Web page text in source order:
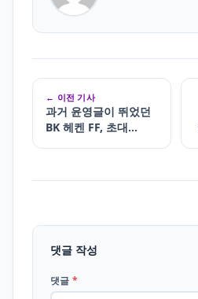
← 이전 기사
과거 윤영글이 뛰었던
BK 헤켄 FF, 초대
댓글 작성
댓글 *